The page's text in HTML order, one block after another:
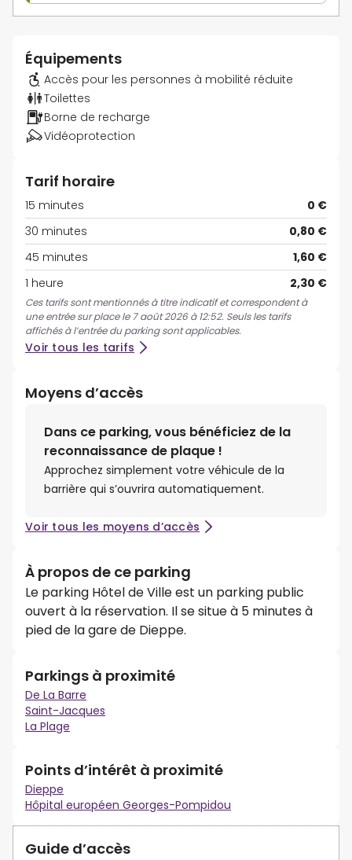
Équipements
Accès pour les personnes à mobilité réduite
Toilettes
Borne de recharge
Vidéoprotection
Tarif horaire
15 minutes
0 €
30 minutes
0,80 €
45 minutes
1,60 €
1 heure
2,30 €
Ces tarifs sont mentionnés à titre indicatif et correspondent à
une entrée sur place le 7 août 2026 à 12:52. Seuls les tarifs
affichés à l’entrée du parking sont applicables.
Voir tous les tarifs
Moyens d’accès
Dans ce parking, vous bénéficiez de la
reconnaissance de plaque !
Approchez simplement votre véhicule de la
barrière qui s’ouvrira automatiquement.
Voir tous les moyens d’accès
À propos de ce parking
Le parking Hôtel de Ville est un parking public
ouvert à la réservation. Il se situe à 5 minutes à
pied de la gare de Dieppe.
Parkings à proximité
De La Barre
Saint-Jacques
La Plage
Points d’intérêt à proximité
Dieppe
Hôpital européen Georges-Pompidou
Guide d’accès